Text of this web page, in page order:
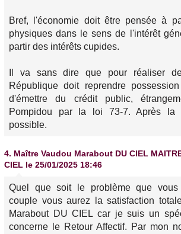
Bref, l'économie doit être pensée à
physiques dans le sens de l'intérêt
partir des intérêts cupides.
Il va sans dire que pour réaliser
République doit reprendre
d'émettre du crédit public,
Pompidou par la loi 73-7. Après la
possible.
4. Maître Vaudou Marabout DU CIEL
CIEL le 25/01/2025 18:46
Quel que soit le problème que
couple vous aurez la satisfaction
Marabout DU CIEL car je suis un
concerne le Retour Affectif. Par mon